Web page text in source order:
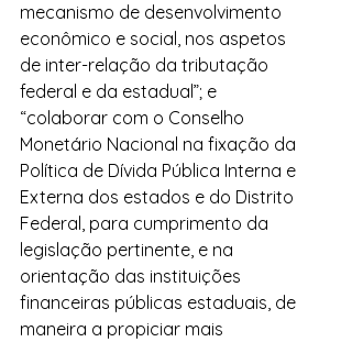
mecanismo de desenvolvimento
econômico e social, nos aspetos
de inter-relação da tributação
federal e da estadual”; e
“colaborar com o Conselho
Monetário Nacional na fixação da
Política de Dívida Pública Interna e
Externa dos estados e do Distrito
Federal, para cumprimento da
legislação pertinente, e na
orientação das instituições
financeiras públicas estaduais, de
maneira a propiciar mais